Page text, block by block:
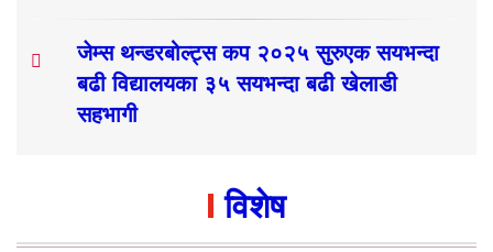
जेम्स थन्डरबोल्ट्स कप २०२५ सुरुएक सयभन्दा
बढी विद्यालयका ३५ सयभन्दा बढी खेलाडी
सहभागी
विशेष